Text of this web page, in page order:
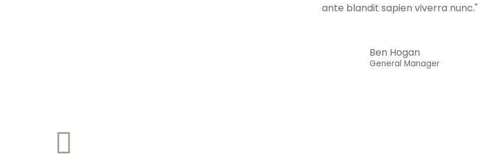
ante blandit sapien viverra nunc."
Ben Hogan
General Manager